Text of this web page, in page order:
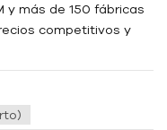
y más de 150 fábricas
competitivos y